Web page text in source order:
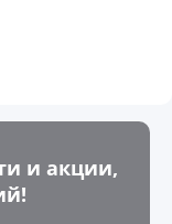
и акции,